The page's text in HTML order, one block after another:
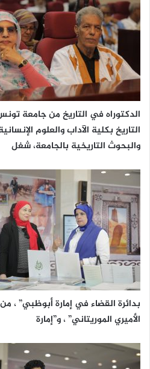
الدكتوراه في التاريخ من جامعة
التاريخ بكلية الآداب والعلوم
والبحوث التاريخية بالجامعة، شغل
بدائرة القضاء في إمارة أبوظبي” ، من
الأميري الموريتاني” ، و”إمارة